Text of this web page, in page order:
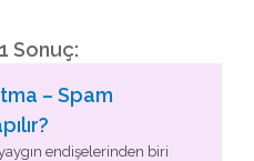
Sonuç:
– Spam
endişelerinden biri